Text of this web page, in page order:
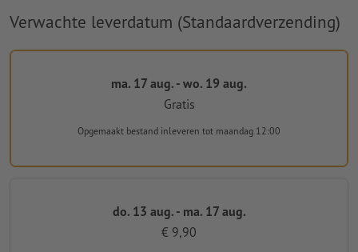
Verwachte leverdatum (Standaardverzending)
ma. 17 aug. - wo. 19 aug.
Gratis
Opgemaakt bestand inleveren tot maandag 12:00
do. 13 aug. - ma. 17 aug.
€ 9,90